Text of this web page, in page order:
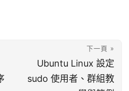
下一頁 »
Ubuntu Linux 設定
sudo 使用者、群組教